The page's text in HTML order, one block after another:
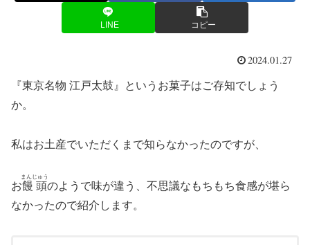
LINE コピー
2024.01.27
『東京名物 江戸太鼓』というお菓子はご存知でしょう
か。
私はお土産でいただくまで知らなかったのですが、
お饅頭
まんじゅう
のようで味が違う、不思議なもちもち食感が堪ら
なかったので紹介します。